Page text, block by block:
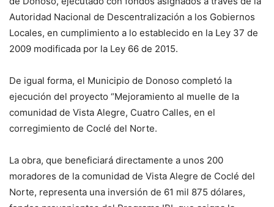
Autoridad Nacional de Descentralización a los Gobiernos
Locales, en cumplimiento a lo establecido en la Ley 37 de
2009 modificada por la Ley 66 de 2015.
De igual forma, el Municipio de Donoso completó la
ejecución del proyecto “Mejoramiento al muelle de la
comunidad de Vista Alegre, Cuatro Calles, en el
corregimiento de Coclé del Norte.
La obra, que beneficiará directamente a unos 200
moradores de la comunidad de Vista Alegre de Coclé del
Norte, representa una inversión de 61 mil 875 dólares,